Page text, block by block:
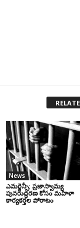
News
ఎమర్జెన్సీ: ప్రజాస్వామ్య
పునరుద్ధరణ కోసం మహిళా
కార్యకర్తల పోరాటం